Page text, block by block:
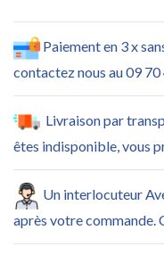
Paiement en 3 x
contactez nous au 09
Livraison par
êtes indisponible, vous
Un interlocuteur
après votre commande.